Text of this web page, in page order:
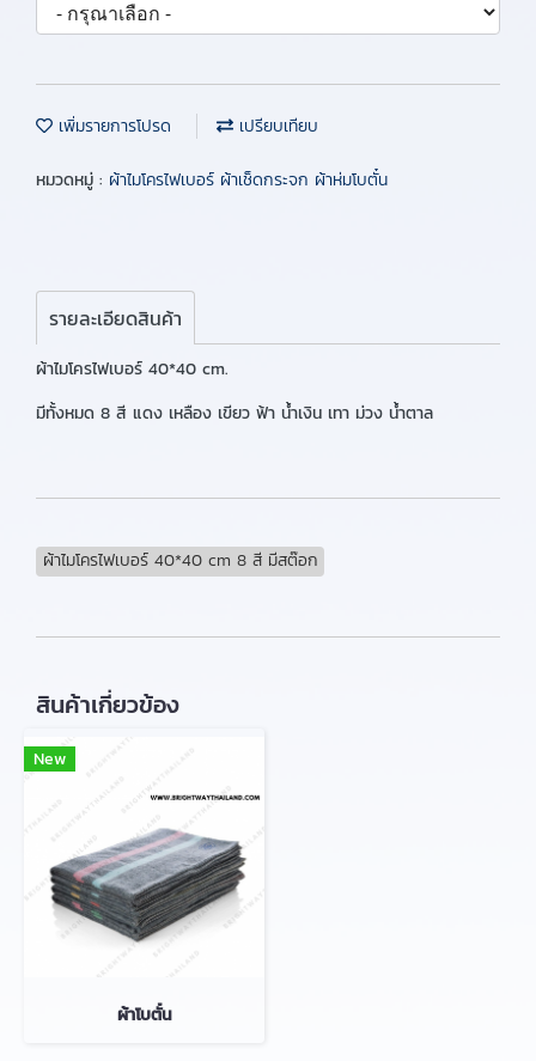
เพิ่มรายการโปรด เปรียบเทียบ
หมวดหมู่ : ผ้าไมโครไฟเบอร์ ผ้าเช็ดกระจก ผ้าห่มโบตั๋น
รายละเอียดสินค้า
ผ้าไมโครไฟเบอร์ 40*40 cm.
มีทั้งหมด 8 สี แดง เหลือง เขียว ฟ้า น้ำเงิน เทา ม่วง น้ำตาล
ผ้าไมโครไฟเบอร์ 40*40 cm 8 สี มีสต๊อก
สินค้าเกี่ยวข้อง
New
ผ้าโบตั๋น